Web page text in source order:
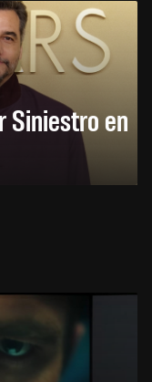
Siniestro en